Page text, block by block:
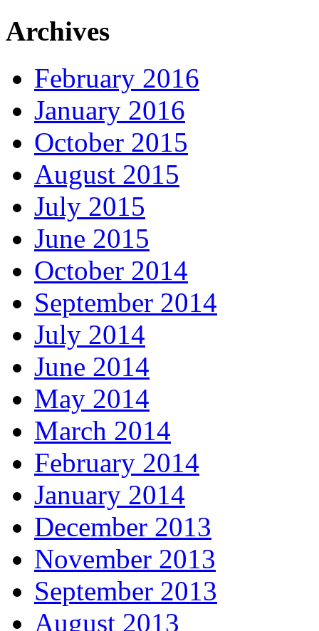
Archives
February 2016
January 2016
October 2015
August 2015
July 2015
June 2015
October 2014
September 2014
July 2014
June 2014
May 2014
March 2014
February 2014
January 2014
December 2013
November 2013
September 2013
August 2013